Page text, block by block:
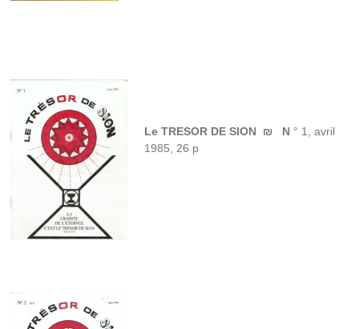
Le TRESOR DE SION ₪ N ° 1, avril
1985, 26 p